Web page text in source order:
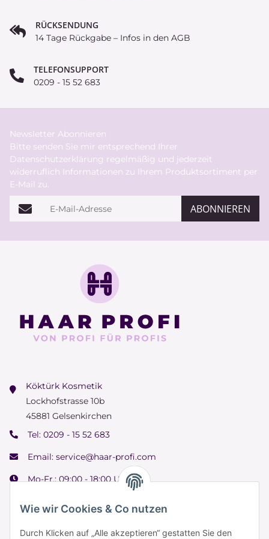
Wie wir Cookies & Co nutzen
Durch Klicken auf „Alle akzeptieren“ gestatten Sie den
RÜCKSENDUNG
14 Tage Rückgabe – Infos in den AGB
TELEFONSUPPORT
0209 - 15 52 683
Newsletter Abonnieren
Bitte senden Sie mir entsprechend Ihrer
Datenschutzerklärung regelmäßig und jederzeit
widerruflich Informationen zu Ihrem Produktsortiment per
E-Mail zu.
E-Mail-Adresse ABONNIEREN
Köktürk Kosmetik
Lockhofstrasse 10b
45881 Gelsenkirchen
Tel: 0209 - 15 52 683
Email: service@haar-profi.com
Mo-Fr.: 09:00 - 18:00 Uhr
Samstag: 09:00 - 15:00 Uhr